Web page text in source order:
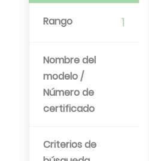
Rango 1
Nombre del
modelo /
Número de
certificado
Criterios de